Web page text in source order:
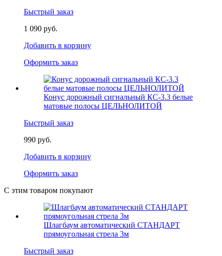
Быстрый заказ
1 090 руб.
Добавить в корзину
Оформить заказ
Конус дорожный сигнальный КС-3.3 белые
матовые полосы ЦЕЛЬНОЛИТОЙ
Быстрый заказ
990 руб.
Добавить в корзину
Оформить заказ
С этим товаром покупают
Шлагбаум автоматический СТАНДАРТ
прямоугольная стрела 3м
Быстрый заказ